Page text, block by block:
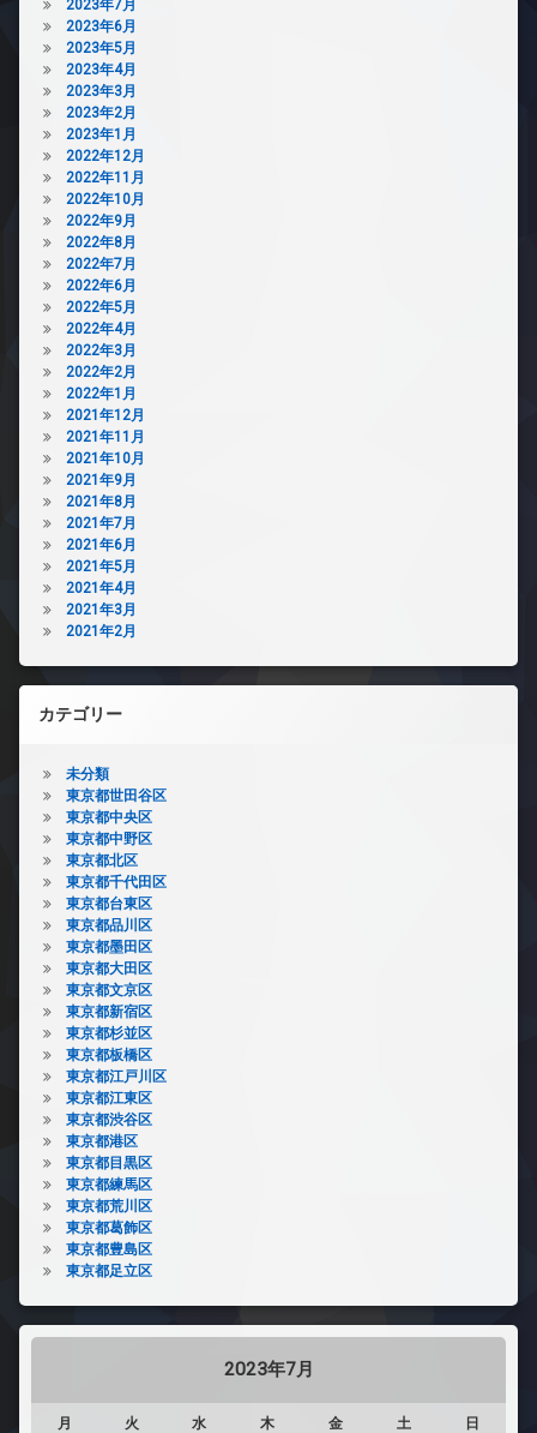
駐
車
場
2023年7月
2023年6月
2023年5月
2023年4月
2023年3月
2023年2月
2023年1月
2022年12月
2022年11月
2022年10月
2022年9月
2022年8月
2022年7月
2022年6月
2022年5月
2022年4月
2022年3月
2022年2月
2022年1月
2021年12月
2021年11月
2021年10月
2021年9月
2021年8月
2021年7月
2021年6月
2021年5月
2021年4月
2021年3月
2021年2月
カテゴリー
未分類
東京都世田谷区
東京都中央区
東京都中野区
東京都北区
東京都千代田区
東京都台東区
東京都品川区
東京都墨田区
東京都大田区
東京都文京区
東京都新宿区
東京都杉並区
東京都板橋区
東京都江戸川区
東京都江東区
東京都渋谷区
東京都港区
東京都目黒区
東京都練馬区
東京都荒川区
東京都葛飾区
東京都豊島区
東京都足立区
2023年7月
月 火 水 木 金 土 日